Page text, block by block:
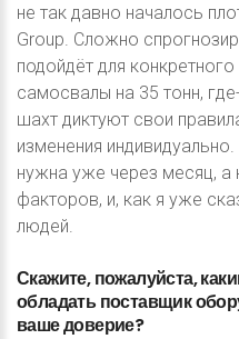
не так давно началось
Group. Сложно
подойдёт для
самосвалы на 35 тонн,
шахт диктуют свои
изменения
нужна уже через месяц, а
факторов, и, как я уже
людей.
Скажите, пожалуйста,
обладать поставщик
вашедоверие?